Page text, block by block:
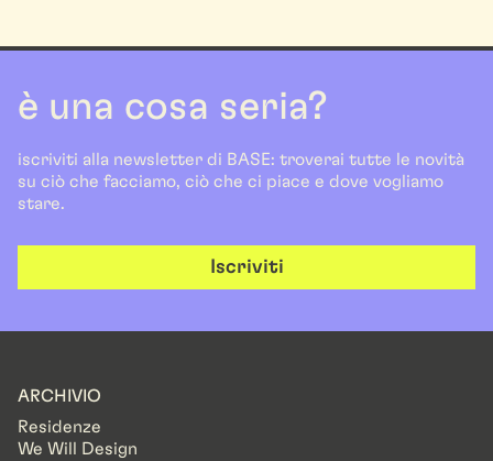
è una cosa seria?
iscriviti alla newsletter di BASE: troverai tutte le novità
su ciò che facciamo, ciò che ci piace e dove vogliamo
stare.
Iscriviti
ARCHIVIO
Residenze
We Will Design